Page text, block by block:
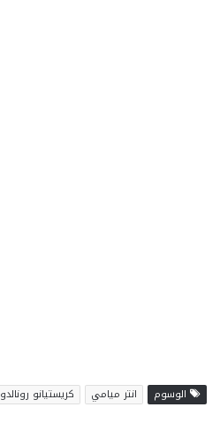
الوسوم انتر ميامي كريستيانو رونالدو